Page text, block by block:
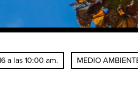
a las 10:00 am. MEDIO